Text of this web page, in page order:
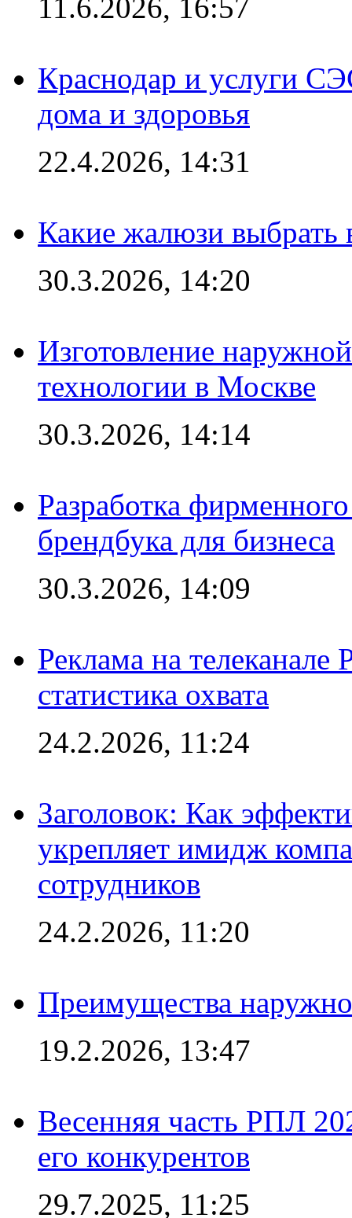
11.6.2026, 16:57
Краснодар и услуги
дома и здоровья
22.4.2026, 14:31
Какие жалюзи выбрать
30.3.2026, 14:20
Изготовление
технологии в Москве
30.3.2026, 14:14
Разработка
брендбука для бизнеса
30.3.2026, 14:09
Реклама на
статистика охвата
24.2.2026, 11:24
Заголовок: Как
укрепляет имидж
сотрудников
24.2.2026, 11:20
Преимущества
19.2.2026, 13:47
Весенняя часть РПЛ
его конкурентов
29.7.2025, 11:25